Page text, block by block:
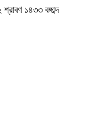
১৪৩৩ বঙ্গাব্দ